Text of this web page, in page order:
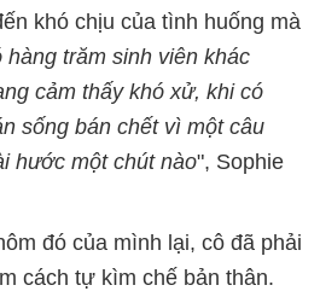
khó chịu của tình huống mà
hàng trăm sinh viên khác
cảm thấy khó xử, khi có
sống bán chết vì một câu
hước một chút nào", Sophie
đó của mình lại, cô đã phải
cách tự kìm chế bản thân.